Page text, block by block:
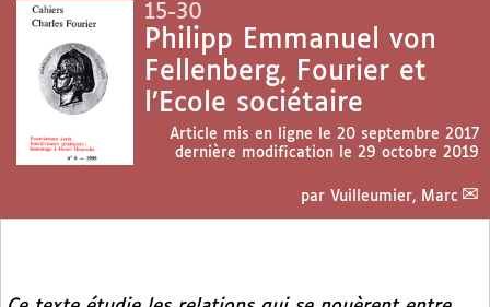
15-30
Philipp Emmanuel von
Fellenberg, Fourier et
l’Ecole sociétaire
Article mis en ligne le 20 septembre 2017
dernière modification le 29 octobre 2019
par Vuilleumier, Marc